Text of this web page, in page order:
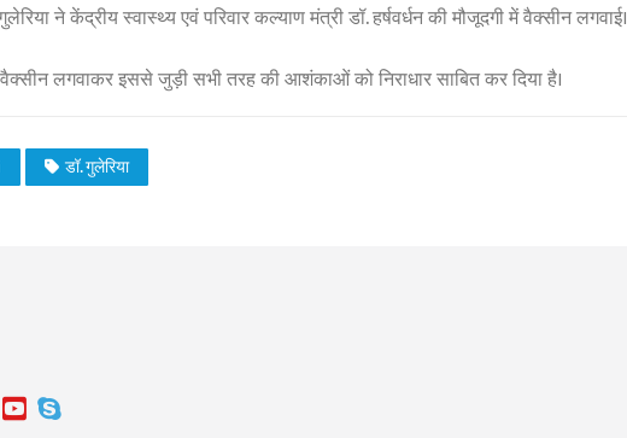
ने केंद्रीय स्वास्थ्य एवं परिवार कल्याण मंत्री डॉ. हर्षवर्धन की मौजूदगी में वैक्सीन लगवाई।
वैक्सीन लगवाकर इससे जुड़ी सभी तरह की आशंकाओं को निराधार साबित कर दिया है।
डॉ. गुलेरिया